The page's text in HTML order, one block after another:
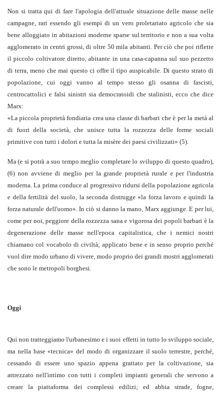
Non si tratta qui di fare l'apologia dell'attuale situazione delle masse nelle
campagne, rari essendo gli esempi di un vero proletariato agricolo che sia
bene alloggiato in abitazioni moderne sparse sul territorio e non a sua volta
agglomerato in centri grossi, di oltre 50 mila abitanti. Per ciò che poi riflette
il piccolo coltivatore diretto, abitante in una casa-capanna sul suo pezzetto
di terra, meno che mai questo ci offre il tipo auspicabile. Di questo strato di
popolazione, cui oggi vanno al tempo stesso gli osanna di fascisti,
centrocattolici e falsi sinistri sia democratoidi che stalinisti, ecco che dice
Marx:
«La piccola proprietà fondiaria crea una classe di barbari che è per la metà al
di fuori della società, che unisce tutta la rozzezza delle forme sociali
primitive con tutti i dolori e tutta la misère dei paesi civilizzati» (5).
Ma (e si potrà a suo tempo meglio completare lo sviluppo di questo quadro),
(6) non avviene di meglio per la grande proprietà rurale e per l'industria
moderna. La prima conduce al progressivo ridursi della popolazione agricola
e della fertilità del suolo, la seconda distrugge «la forza lavoro e quindi la
forza naturale dell'uomo». In ciò si danno la mano, Marx aggiunge. E per lui,
come per noi, peggiore della rozzezza sana e vigorosa dei popoli barbari è la
degenerazione delle masse nell'epoca capitalistica, che i nemici nostri
chiamano col vocabolo di civiltà; applicato bene e in senso proprio perché
vuol dire modo urbano di vivere, modo proprio dei grandi mostri agglomerati
che sono le metropoli borghesi.
Oggi
Qui non tratteggiamo l'urbanesimo e i suoi effetti in tutto lo sviluppo sociale,
ma nella base «tecnica» del modo di organizzare il suolo terrestre, perché,
cessando di essere uno spazio appena grattato per la coltivazione, sia
attrezzato nell'intimo con tutti i completi impianti generali che servono a
creare la piattaforma dei complessi edilizi; ed abbia strade, fogne,